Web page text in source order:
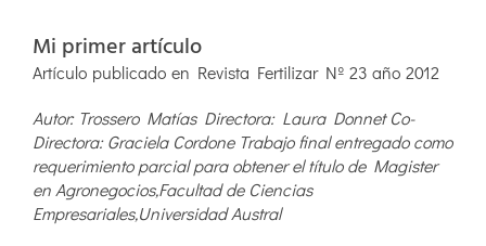
Mi primer artículo
Artículo publicado en Revista Fertilizar Nº 23 año 2012
Autor: Trossero Matías Directora: Laura Donnet Co-
Directora: Graciela Cordone Trabajo final entregado como
requerimiento parcial para obtener el título de Magister
en Agronegocios,Facultad de Ciencias
Empresariales,Universidad Austral